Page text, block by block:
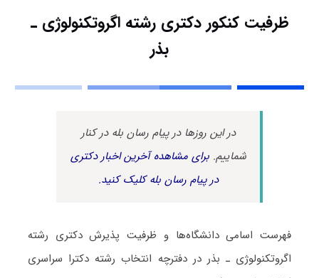
ظرفیت کنکور دکتری رشته اﮔﺮوﺗﻜﻨﻮﻟﻮژی ـ
ﺑﺬر
در این روزها در پیام رسان بله در کنار
شماییم.برای مشاهده آخرین اخبار دکتری
در پیام رسان بله کلیک کنید.
فهرست اسامی دانشگاه‌ها و ظرفیت پذیرش دکتری رشته
اﮔﺮوﺗﻜﻨﻮﻟﻮژی ـ ﺑﺬر در دفترچه انتخاب رشته دکترا سراسری